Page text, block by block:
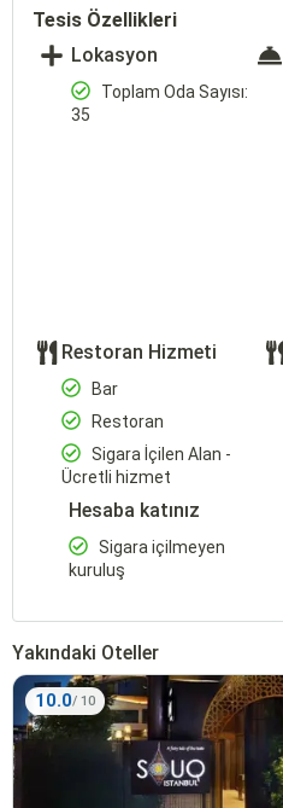
Tesis Özellikleri
Lokasyon
Toplam Oda Sayısı:
35
Restoran Hizmeti
Bar
Restoran
Sigara İçilen Alan -
Ücretli hizmet
Hesaba katınız
Sigara içilmeyen
kuruluş
Yakındaki Oteller
10.0